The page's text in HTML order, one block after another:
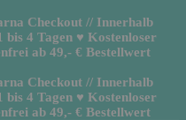
Checkout // Innerhalb
4 Tagen ♥ Kostenloser
ab 49,- € Bestellwert
Checkout // Innerhalb
4 Tagen ♥ Kostenloser
ab 49,- € Bestellwert